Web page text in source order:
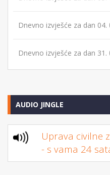
Dnevno izvješće za dan 04.
Dnevno izvješće za dan 31.
AUDIO JINGLE
Uprava civilne
- s vama 24